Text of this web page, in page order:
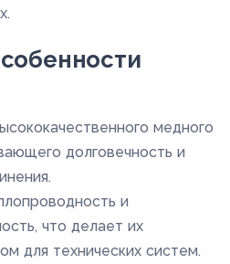
медного
долговечность и
и
что делает их
для технических систем.